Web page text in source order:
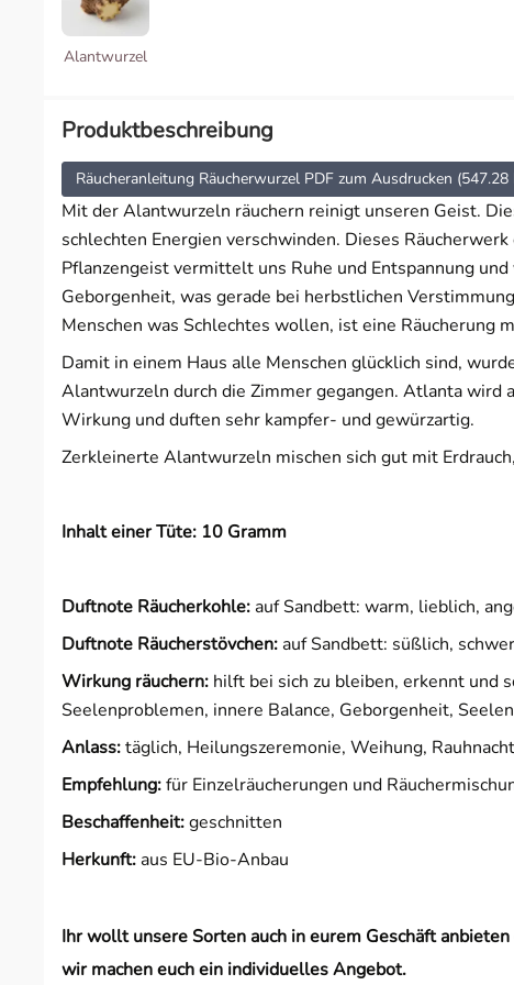
Alantwurzel
Produktbeschreibung
Räucheranleitung Räucherwurzel PDF zum Ausdrucken (547.28
Mit der Alantwurzeln räuchern reinigt unseren Geist.
schlechten Energien verschwinden. Dieses
Pflanzengeist vermittelt uns Ruhe und Entspannung
Geborgenheit, was gerade bei herbstlichen
Menschen was Schlechtes wollen, ist eine Räucherung
Damit in einem Haus alle Menschen glücklich sind,
Alantwurzeln durch die Zimmer gegangen. Atlanta wird
Wirkung und duften sehr kampfer- und gewürzartig.
Zerkleinerte Alantwurzeln mischen sich gut mit
Inhalt einer Tüte: 10 Gramm
Duftnote Räucherkohle: auf Sandbett: warm, lieblich,
Duftnote Räucherstövchen: auf Sandbett: süßlich,
Wirkung räuchern: hilft bei sich zu bleiben, erkennt und
Seelenproblemen, innere Balance, Geborgenheit,
Anlass:täglich, Heilungszeremonie, Weihung,
Empfehlung:für Einzelräucherungen und
Beschaffenheit:geschnitten
Herkunft: aus EU-Bio-Anbau
Ihr wollt unsere Sorten auch in eurem Geschäft
wir machen euch ein individuelles Angebot.
Wahrnehmung & Visionen